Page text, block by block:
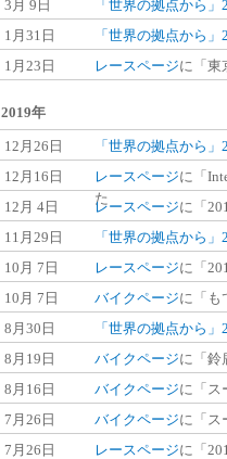
3月 9日
「世界の拠点から
1月31日
「世界の拠点から
1月23日
レースページに「東
2019年
12月26日
「世界の拠点から
12月16日
レースページに「
た
12月 4日 レースページに「
11月29日
「世界の拠点から
10月 7日
レースページに「
10月 7日
バイクページに「も
8月30日
「世界の拠点から
8月19日
バイクページに「鈴
8月16日
バイクページに「ス
7月26日
バイクページに「ス
7月26日
レースページに「